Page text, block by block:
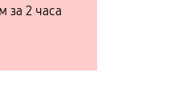
за 2 часа